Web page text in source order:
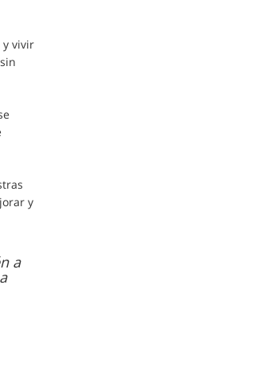
y vivir
y
a